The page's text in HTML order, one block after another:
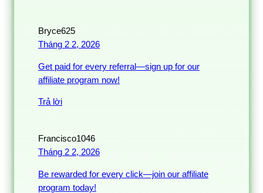
Bryce625
Tháng 2 2, 2026
Get paid for every referral—sign up for our
affiliate program now!
Trả lời
Francisco1046
Tháng 2 2, 2026
Be rewarded for every click—join our affiliate
program today!